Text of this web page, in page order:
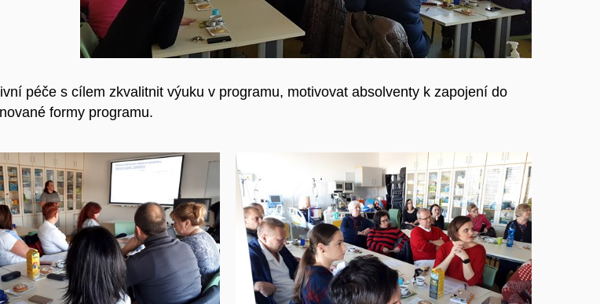
péče s cílem zkvalitnit výuku v programu, motivovat absolventy k zapojení do
formy programu.